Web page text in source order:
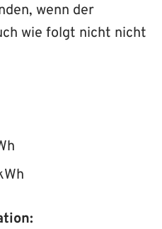
wenn der
wie folgt nicht nicht